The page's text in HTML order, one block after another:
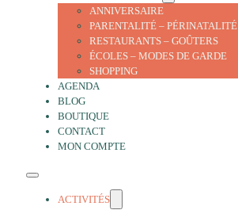
ANNIVERSAIRE
PARENTALITÉ – PÉRINATALITÉ
RESTAURANTS – GOÛTERS
ÉCOLES – MODES DE GARDE
SHOPPING
AGENDA
BLOG
BOUTIQUE
CONTACT
MON COMPTE
ACTIVITÉS